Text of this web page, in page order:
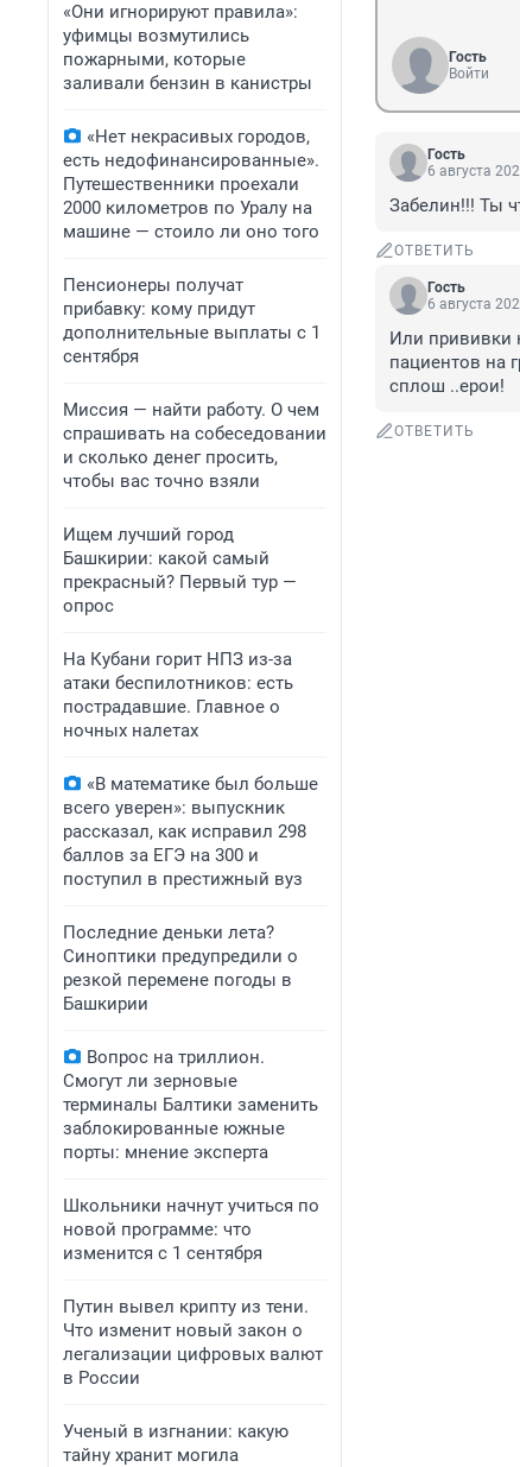
«Они игнорируют правила»:
уфимцы возмутились
пожарными, которые
заливали бензин в канистры
«Нет некрасивых городов,
есть недофинансированные».
Путешественники проехали
2000 километров по Уралу на
машине — стоило ли оно того
Пенсионеры получат
прибавку: кому придут
дополнительные выплаты с 1
сентября
Миссия — найти работу. О чем
спрашивать на собеседовании
и сколько денег просить,
чтобы вас точно взяли
Ищем лучший город
Башкирии: какой самый
прекрасный? Первый тур —
опрос
На Кубани горит НПЗ из-за
атаки беспилотников: есть
пострадавшие. Главное о
ночных налетах
«В математике был больше
всего уверен»: выпускник
рассказал, как исправил 298
баллов за ЕГЭ на 300 и
поступил в престижный вуз
Последние деньки лета?
Синоптики предупредили о
резкой перемене погоды в
Башкирии
Вопрос на триллион.
Смогут ли зерновые
терминалы Балтики заменить
заблокированные южные
порты: мнение эксперта
Школьники начнут учиться по
новой программе: что
изменится с 1 сентября
Путин вывел крипту из тени.
Что изменит новый закон о
легализации цифровых валют
в России
Ученый в изгнании: какую
тайну хранит могила
Гость
Войти
Гость
6 августа
Забелин!!! Ты
ОТВЕТИТЬ
Гость
6 августа
Или прививки
пациентов на
сплош ..ерои!
ОТВЕТИТЬ